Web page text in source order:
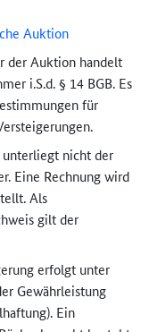
Auktion
der Auktion handelt
i.S.d. § 14 BGB. Es
für
nicht der
Eine Rechnung wird
Als
gilt der
erfolgt unter
Gewährleistung
Ein